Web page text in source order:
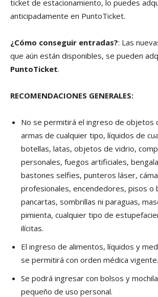
ticket de estacionamiento, lo puedes
anticipadamente en PuntoTicket.
¿Cómo conseguir entradas?: Las
que aún están disponibles, se pueden
PuntoTicket.
RECOMENDACIONES GENERALES:
No se permitirá el ingreso de objetos
armas de cualquier tipo, líquidos de
botellas, latas, objetos de vidrio,
personales, fuegos artificiales,
bastones selfies, punteros láser,
profesionales, encendedores, pisos o
pancartas, sombrillas ni paraguas,
pimienta, cualquier tipo de
ilícitas.
El ingreso de alimentos, líquidos y
se permitirá con orden médica vigente.
Se podrá ingresar con bolsos y
pequeño de uso personal.